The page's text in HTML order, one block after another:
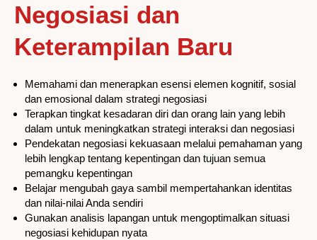
Negosiasi dan
Keterampilan Baru
Memahami dan menerapkan esensi elemen kognitif, sosial
dan emosional dalam strategi negosiasi
Terapkan tingkat kesadaran diri dan orang lain yang lebih
dalam untuk meningkatkan strategi interaksi dan negosiasi
Pendekatan negosiasi kekuasaan melalui pemahaman yang
lebih lengkap tentang kepentingan dan tujuan semua
pemangku kepentingan
Belajar mengubah gaya sambil mempertahankan identitas
dan nilai-nilai Anda sendiri
Gunakan analisis lapangan untuk mengoptimalkan situasi
negosiasi kehidupan nyata